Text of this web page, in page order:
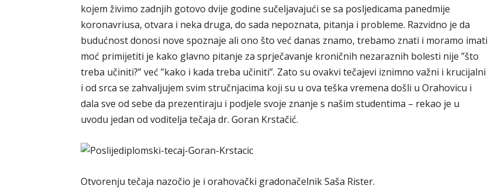
kojem živimo zadnjih gotovo dvije godine sučeljavajući se sa posljedicama panedmije
koronavriusa, otvara i neka druga, do sada nepoznata, pitanja i probleme. Razvidno je da
budućnost donosi nove spoznaje ali ono što već danas znamo, trebamo znati i moramo imati
moć primijetiti je kako glavno pitanje za sprječavanje kroničnih nezaraznih bolesti nije ”što
treba učiniti?” već ”kako i kada treba učiniti”. Zato su ovakvi tečajevi iznimno važni i krucijalni
i od srca se zahvaljujem svim stručnjacima koji su u ova teška vremena došli u Orahovicu i
dala sve od sebe da prezentiraju i podjele svoje znanje s našim studentima – rekao je u
uvodu jedan od voditelja tečaja dr. Goran Krstačić.
Otvorenju tečaja nazočio je i orahovački gradonačelnik Saša Rister.